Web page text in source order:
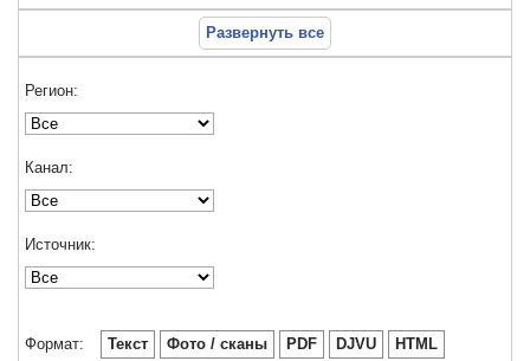
Развернуть все
Регион:
Канал:
Источник:
Формат: Текст Фото / сканы PDF DJVU HTML